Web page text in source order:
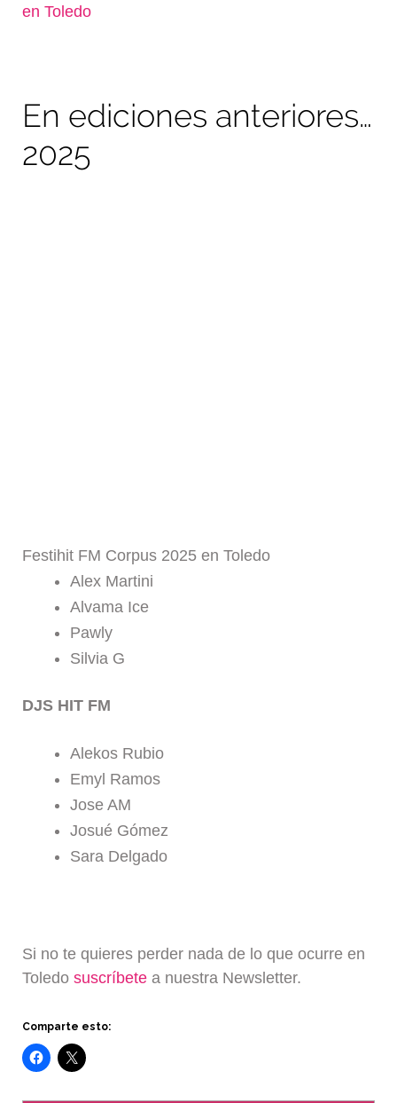
en Toledo
En ediciones anteriores…
2025
Festihit FM Corpus 2025 en Toledo
Alex Martini
Alvama Ice
Pawly
Silvia G
DJS HIT FM
Alekos Rubio
Emyl Ramos
Jose AM
Josué Gómez
Sara Delgado
Si no te quieres perder nada de lo que ocurre en
Toledosuscríbete a nuestra Newsletter.
Comparte esto: